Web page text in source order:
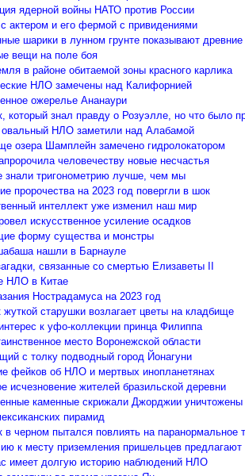
ядерной войны НАТО против России
актером и его фермой с привидениями
шарики в лунном грунте показывают
вещи на поле боя
в районе обитаемой зоны красного карлика
НЛО замечены над Калифорнией
ожерелье Ананаури
который знал правду о Розуэлле, но что было
НЛО заметили над Алабамой
озера Шамплейн замечено гидролокатором
человечеству новые несчастья
знали тригонометрию лучше, чем мы
пророчества на 2023 год повергли в шок
интеллект уже изменил наш мир
искусственное усиление осадков
форму существа и монстры
нашли в Барнауле
связанные со смертью Елизаветы II
НЛО в Китае
Нострадамуса на 2023 год
старушки возлагает цветы на кладбище
к уфо-коллекции принца Филиппа
место Воронежской области
с толку подводный город Йонагуни
фейков об НЛО и мертвых инопланетянах
исчезновение жителей бразильской деревни
каменные скрижали Джорджии уничтожены
пирамид
в черном пытался повлиять на паранормальное
к месту приземления пришельцев предлагают
имеет долгую историю наблюдений НЛО